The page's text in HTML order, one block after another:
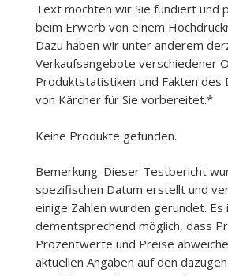
Text möchten wir Sie fundiert und
beim Erwerb von einem
Dazu haben wir unter anderem
Verkaufsangebote verschiedener
Produktstatistiken und Fakten des
von Kärcher für Sie vorbereitet.*
Keine Produkte gefunden.
Bemerkung: Dieser Testbericht
spezifischen Datum erstellt und
einige Zahlen wurden gerundet. Es
dementsprechend möglich, dass
Prozentwerte und Preise
aktuellen Angaben auf den